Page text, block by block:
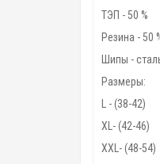
ТЭП - 50 %
Резина - 50
Шипы -
Размеры:
L - (38-42)
XL- (42-46)
XXL- (48-54)